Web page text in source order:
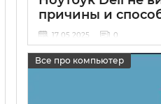
причины и
17 05 2025 0
Все про компьютер